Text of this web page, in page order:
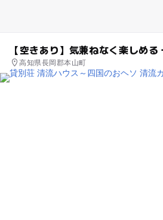
【空きあり】気兼ねなく楽しめ
高知県長岡郡本山町